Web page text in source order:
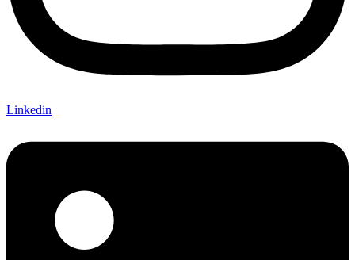
Linkedin